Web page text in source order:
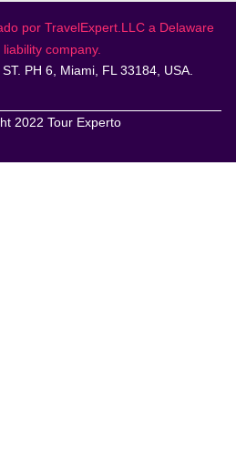
por TravelExpert.LLC a Delaware
liability company.
PH 6, Miami, FL 33184, USA.
2022 Tour Experto